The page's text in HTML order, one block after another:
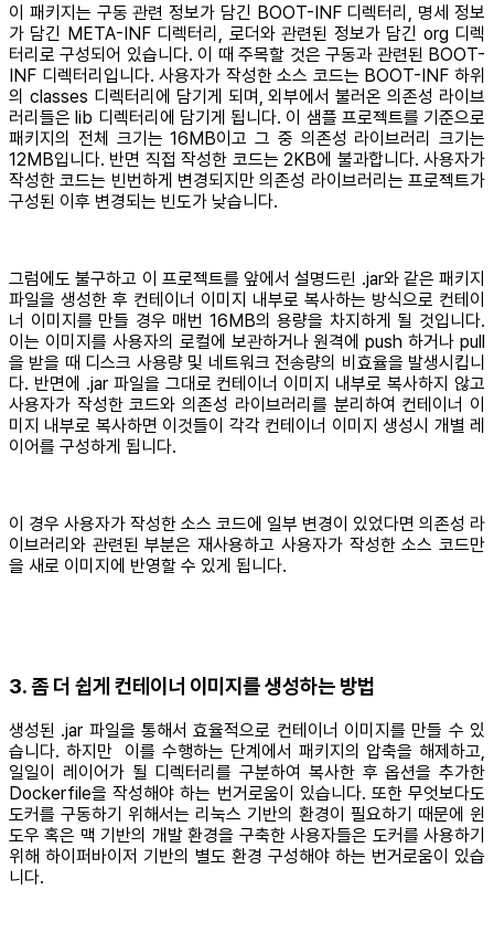
이 패키지는 구동 관련 정보가 담긴 BOOT-INF 디렉터리, 명세 정보
가 담긴 META-INF 디렉터리, 로더와 관련된 정보가 담긴 org 디렉
터리로 구성되어 있습니다. 이 때 주목할 것은 구동과 관련된 BOOT-
INF 디렉터리입니다. 사용자가 작성한 소스 코드는 BOOT-INF 하위
의 classes 디렉터리에 담기게 되며, 외부에서 불러온 의존성 라이브
러리들은 lib 디렉터리에 담기게 됩니다. 이 샘플 프로젝트를 기준으로
패키지의 전체 크기는 16MB이고 그 중 의존성 라이브러리 크기는
12MB입니다. 반면 직접 작성한 코드는 2KB에 불과합니다. 사용자가
작성한 코드는 빈번하게 변경되지만 의존성 라이브러리는 프로젝트가
구성된 이후 변경되는 빈도가 낮습니다.
그럼에도 불구하고 이 프로젝트를 앞에서 설명드린 .jar와 같은 패키지
파일을 생성한 후 컨테이너 이미지 내부로 복사하는 방식으로 컨테이
너 이미지를 만들 경우 매번 16MB의 용량을 차지하게 될 것입니다.
이는 이미지를 사용자의 로컬에 보관하거나 원격에 push 하거나 pull
을 받을 때 디스크 사용량 및 네트워크 전송량의 비효율을 발생시킵니
다. 반면에 .jar 파일을 그대로 컨테이너 이미지 내부로 복사하지 않고
사용자가 작성한 코드와 의존성 라이브러리를 분리하여 컨테이너 이
미지 내부로 복사하면 이것들이 각각 컨테이너 이미지 생성시 개별 레
이어를 구성하게 됩니다.
이 경우 사용자가 작성한 소스 코드에 일부 변경이 있었다면 의존성 라
이브러리와 관련된 부분은 재사용하고 사용자가 작성한 소스 코드만
을 새로 이미지에 반영할 수 있게 됩니다.
3. 좀 더 쉽게 컨테이너 이미지를 생성하는 방법
생성된 .jar 파일을 통해서 효율적으로 컨테이너 이미지를 만들 수 있
습니다. 하지만 이를 수행하는 단계에서 패키지의 압축을 해제하고,
일일이 레이어가 될 디렉터리를 구분하여 복사한 후 옵션을 추가한
Dockerfile을 작성해야 하는 번거로움이 있습니다. 또한 무엇보다도
도커를 구동하기 위해서는 리눅스 기반의 환경이 필요하기 때문에 윈
도우 혹은 맥 기반의 개발 환경을 구축한 사용자들은 도커를 사용하기
위해 하이퍼바이저 기반의 별도 환경 구성해야 하는 번거로움이 있습
니다.